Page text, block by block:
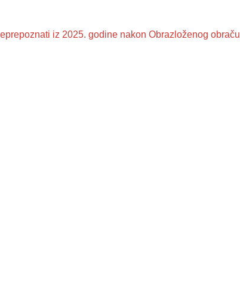
iz 2025. godine nakon Obrazloženog